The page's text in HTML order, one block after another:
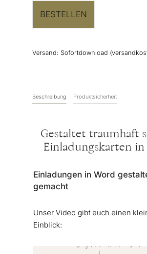
BESTELLEN
Versand: Sofortdownload
Beschreibung Produktsicherheit
Gestaltet traumhaft
Einladungskarten in
Einladungen in Word
gemacht
Unser Video gibt euch einen
Einblick: